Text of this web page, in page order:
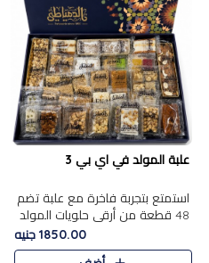
علبة المولد في اي بي 3
استمتع بتجربة فاخرة مع علبة تضم
48 قطعة من أرقى حلويات المولد
الشرقية، في تشكيلة تجمع بين
الأصناف التقليدية الفاخرة والاختيارات
1850.00 جنيه